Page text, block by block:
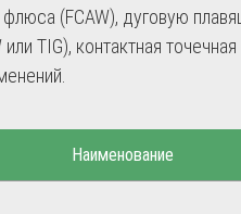
флюса (FCAW), дуговую
TIG), контактная
Наименование